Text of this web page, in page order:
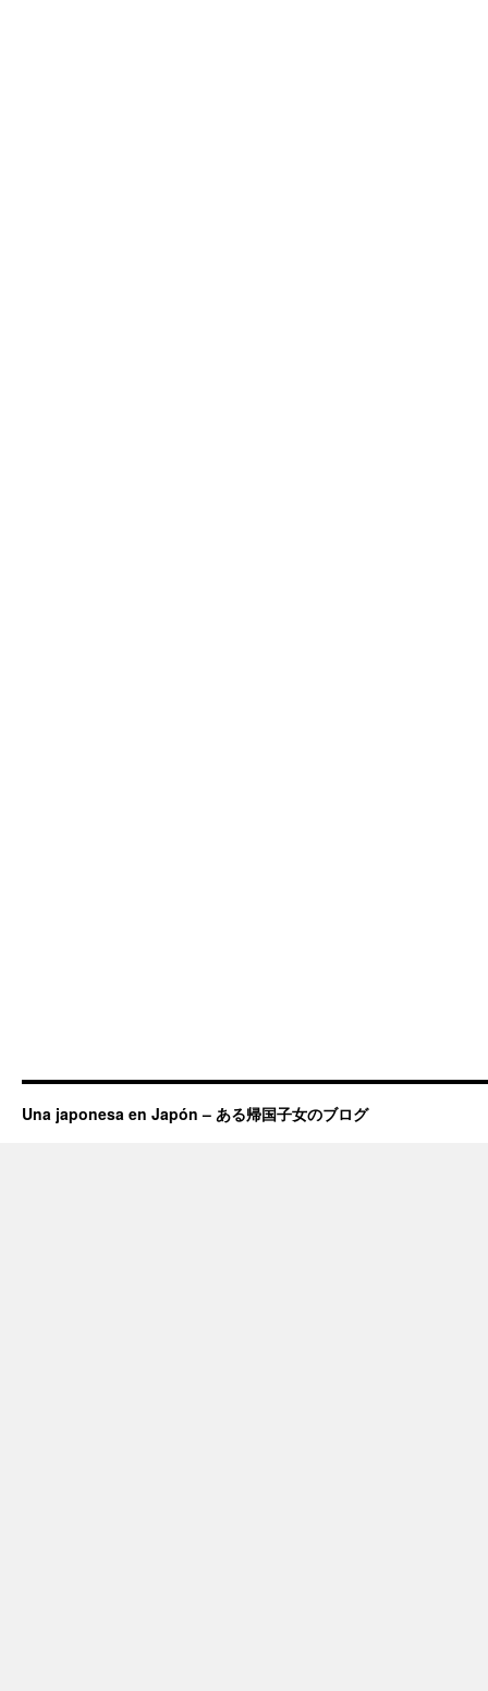
Una japonesa en Japón – ある帰国子女のブログ